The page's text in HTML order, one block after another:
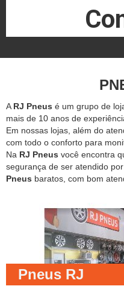
A RJ Pneus é um grupo de
mais de 10 anos de
Em nossas lojas, além do
com todo o conforto para
Na RJ Pneus você encontra
segurança de ser atendido
Pneus baratos, com bom
Pneus RJ